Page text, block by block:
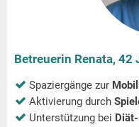
Betreuerin Renata, 42
Spaziergänge zur
Aktivierung durch
Unterstützung bei